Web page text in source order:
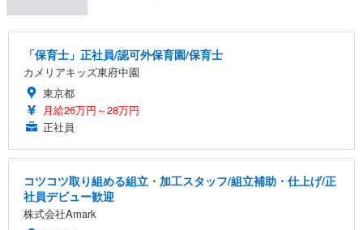
「保育士」正社員/認可外保育園/保育士
カメリアキッズ東府中園
東京都
月給26万円～28万円
正社員
コツコツ取り組める組立・加工スタッフ/組立補助・仕上げ/正
社員デビュー歓迎
株式会社Amark